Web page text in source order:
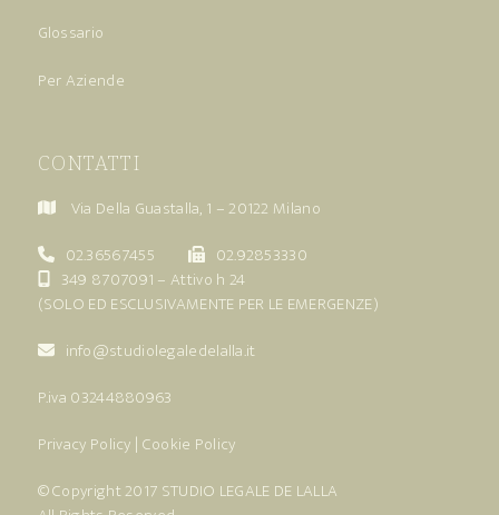
Glossario
Per Aziende
CONTATTI
Via Della Guastalla, 1 – 20122 Milano
02.36567455
02.92853330
349 8707091 – Attivo h 24
(SOLO ED ESCLUSIVAMENTE PER LE EMERGENZE)
info@studiolegaledelalla.it
P.iva 03244880963
Privacy Policy | Cookie Policy
© Copyright 2017 STUDIO LEGALE DE LALLA